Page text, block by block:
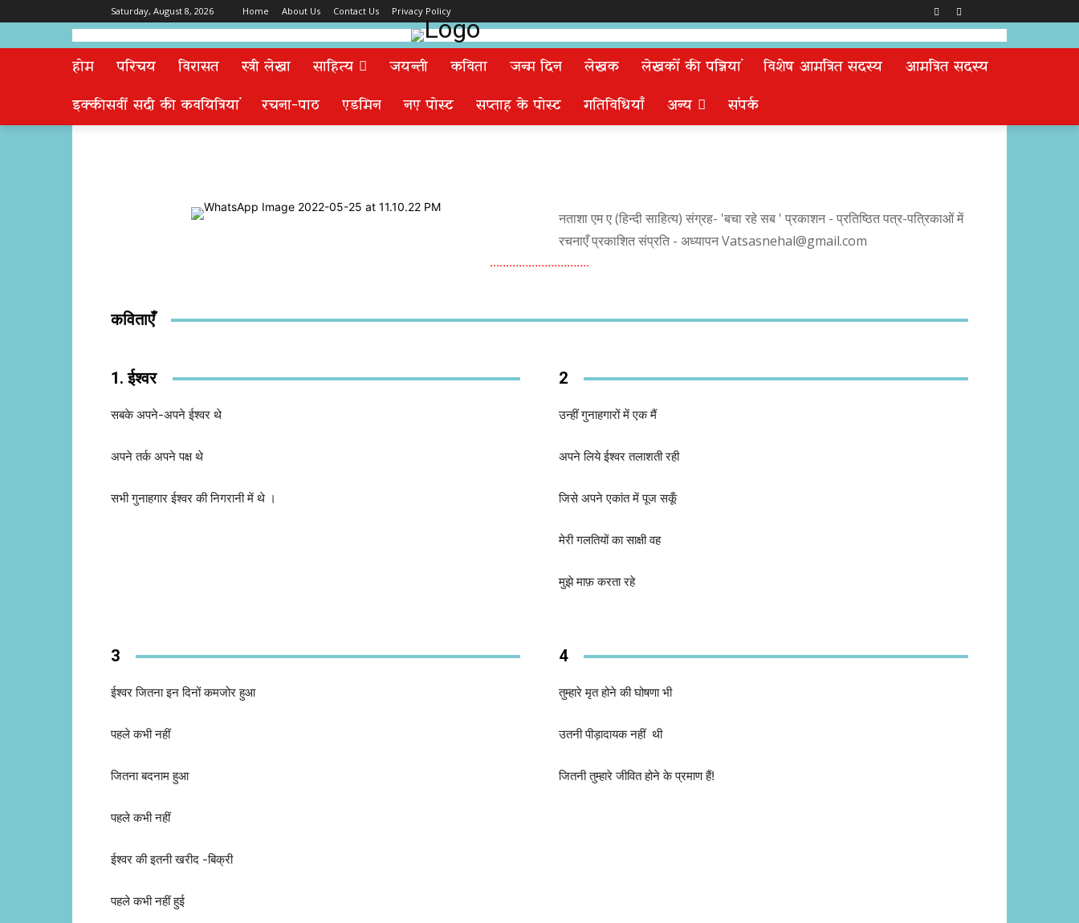
Saturday, August 8, 2026 Home About Us Contact Us Privacy Policy
होम परिचय विरासत स्त्री लेखा साहित्य जयन्ती कविता जन्म दिन लेखक लेखकों की पत्नियां विशेष आमंत्रित सदस्य
आमंत्रित सदस्य
इक्कीसवीं सदी की कवयित्रियां
रचना-पाठ एडमिन नए पोस्ट सप्ताह के पोस्ट गतिविधियाँ अन्य संपर्क
नताशा एम ए (हिन्दी साहित्य) संग्रह- 'बचा रहे सब ' प्रकाशन - प्रतिष्ठित पत्र-पत्रिकाओं में
रचनाएँ प्रकाशित संप्रति - अध्यापन Vatsasnehal@gmail.com
………………………….
कविताएँ
1. ईश्वर
सबके अपने-अपने ईश्वर थे
अपने तर्क अपने पक्ष थे
सभी गुनाहगार ईश्वर की निगरानी में थे ।
2
उन्हीं गुनाहगारों में एक मैं
अपने लिये ईश्वर तलाशती रही
जिसे अपने एकांत में पूज सकूँ
मेरी गलतियों का साक्षी वह
मुझे माफ़ करता रहे
3
ईश्वर जितना इन दिनों कमजोर हुआ
पहले कभी नहीं
जितना बदनाम हुआ
पहले कभी नहीं
ईश्वर की इतनी खरीद -बिक्री
पहले कभी नहीं हुई
4
तुम्हारे मृत होने की घोषणा भी
उतनी पीड़ादायक नहीं थी
जितनी तुम्हारे जीवित होने के प्रमाण हैं!